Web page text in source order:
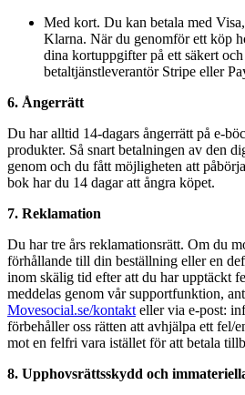
Med kort. Du kan betala med
Klarna. När du genomför ett köp
dina kortuppgifter på ett säkert
betaltjänstleverantör Stripe eller
6. Ångerrätt
Du har alltid 14-dagars ångerrätt på e-
produkter. Så snart betalningen av den
genom och du fått möjligheten att
bok har du 14 dagar att ångra köpet.
7. Reklamation
Du har tre års reklamationsrätt. Om du
förhållande till din beställning eller en
inom skälig tid efter att du har upptäckt
meddelas genom vår supportfunktion,
Movesocial.se/kontakt eller via e-post:
förbehåller oss rätten att avhjälpa ett fel/
mot en felfri vara istället för att betala
8. Upphovsrättsskydd och